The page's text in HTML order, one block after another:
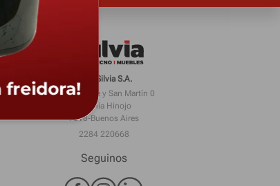
Casa Silvia S.A.
Juan Scharle y San Martín 0
Colonia Hinojo
7318-Buenos Aires
2284 220668
Seguinos